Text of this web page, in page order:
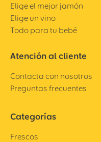
Elige el mejor jamón
Elige un vino
Todo para tu bebé
Atención al cliente
Contacta con nosotros
Preguntas frecuentes
Categorías
Frescos